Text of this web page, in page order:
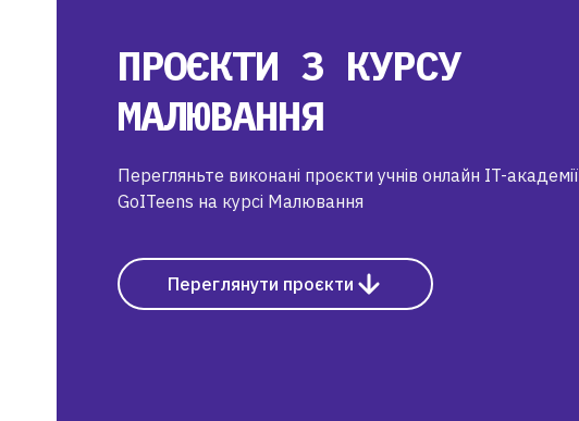
ПРОЄКТИ З КУРСУ
МАЛЮВАННЯ
Перегляньте виконані проєкти учнів онлайн IT-академії
GoITeens на курсі Малювання
Переглянути проєкти